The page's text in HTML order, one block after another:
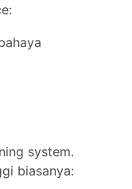
system.
biasanya: